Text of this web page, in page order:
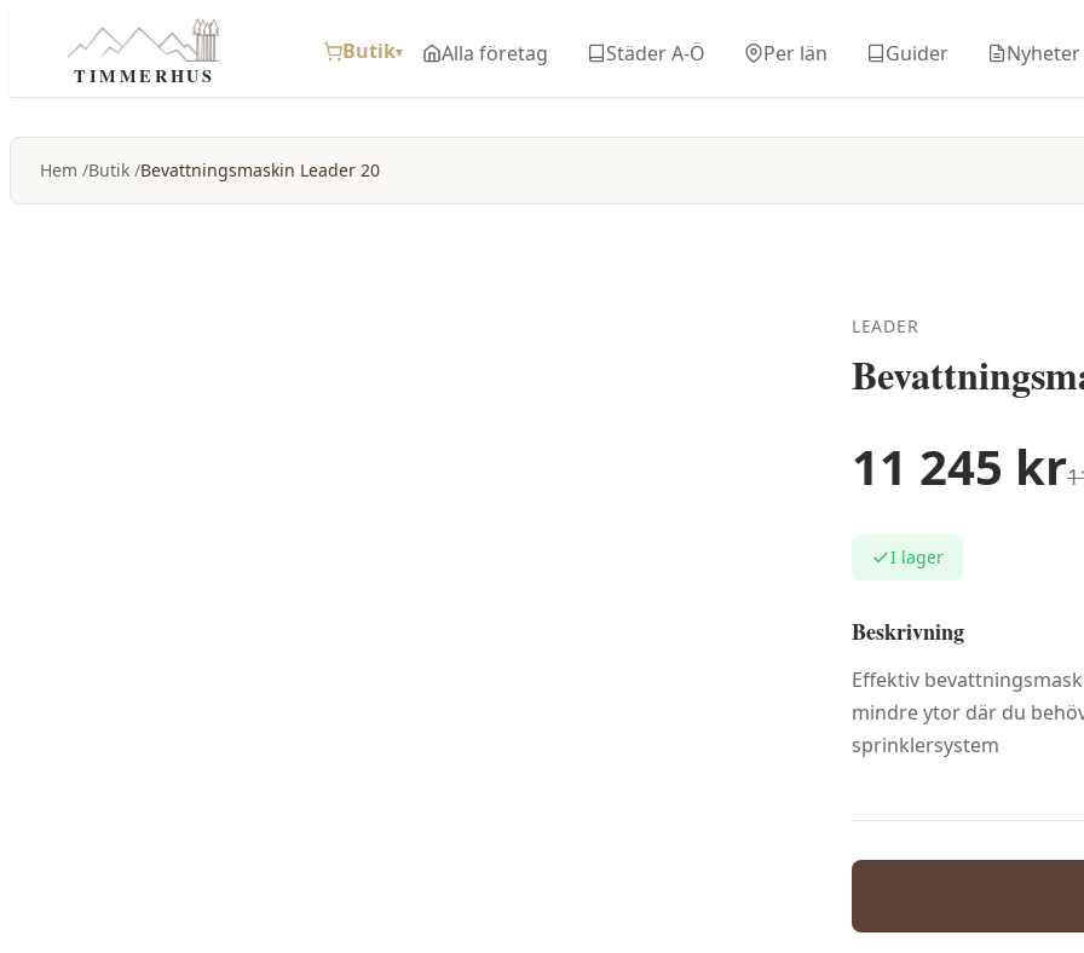
TIMMERHUS
Butik▾ Alla företag Städer A-Ö Per län Guider Nyheter
Hem Butik Bevattningsmaskin Leader 20
LEADER
11 245 kr
I lager
Beskrivning
Effektiv
mindre ytor där du
sprinklersystem